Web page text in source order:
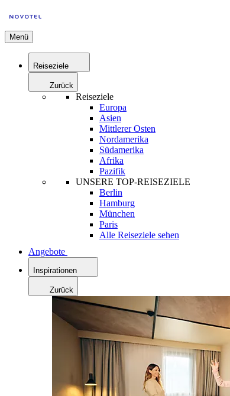
Menü
Reiseziele
Zurück
Reiseziele
Europa
Asien
Mittlerer Osten
Nordamerika
Südamerika
Afrika
Pazifik
UNSERE TOP-REISEZIELE
Berlin
Hamburg
München
Paris
Alle Reiseziele sehen
Angebote
Inspirationen
Zurück